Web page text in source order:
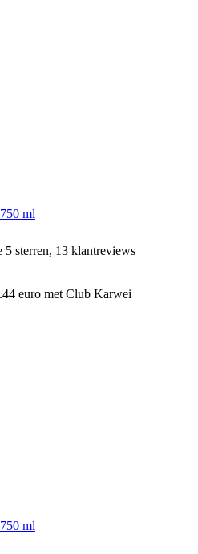
ml
5 sterren, 13 klantreviews
euro met Club Karwei
ml